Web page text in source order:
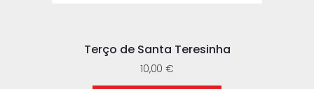
Terço de Santa Teresinha
10,00 €